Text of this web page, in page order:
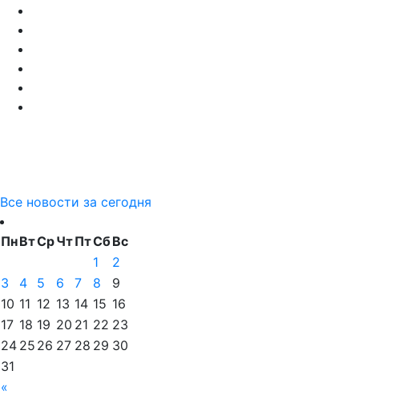
Все новости за сегодня
ПнВтСрЧтПтСбВс
«
1
2
3
4 5 6 7 8
9
10 11 12 13 14 15 16
17 18 19 20 21 22 23
24 25 26 27 28 29 30
31